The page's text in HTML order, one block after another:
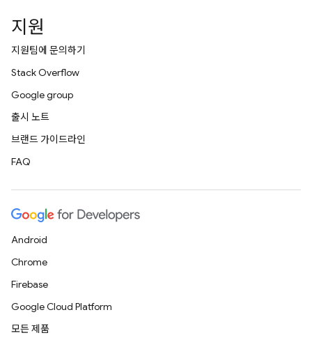
지원
지원팀에 문의하기
Stack Overflow
Google group
출시 노트
브랜드 가이드라인
FAQ
Android
Chrome
Firebase
Google Cloud Platform
모든 제품